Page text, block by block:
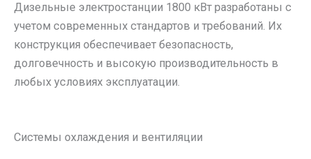
Дизельные электростанции 1800 кВт разработаны с
учетом современных стандартов и требований. Их
конструкция обеспечивает безопасность,
долговечность и высокую производительность в
любых условиях эксплуатации.
Системы охлаждения и вентиляции